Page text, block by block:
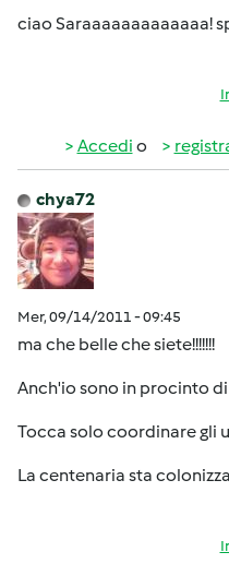
ciao Saraaaaaaaaaaaaa!
Accedi o
chya72
Mer, 09/14/2011 - 09:45
ma che belle che siete!!!!!!!
Anch'io sono in procinto
Tocca solo coordinare gli
La centenaria sta